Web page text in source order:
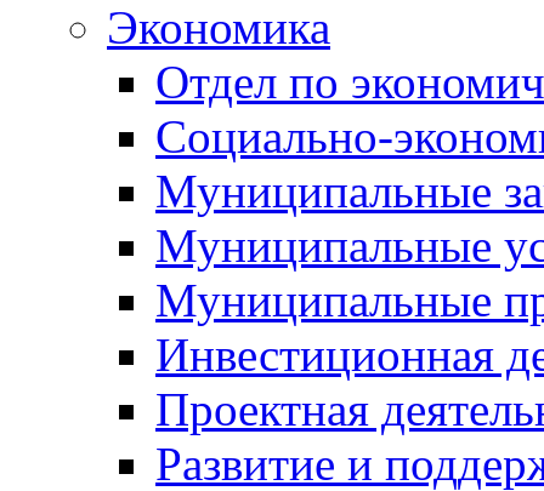
Экономика
Отдел по
Социально-
Муниципальные
Муниципальные
Муниципальные
Инвестиционная
Проектная
Развитие и